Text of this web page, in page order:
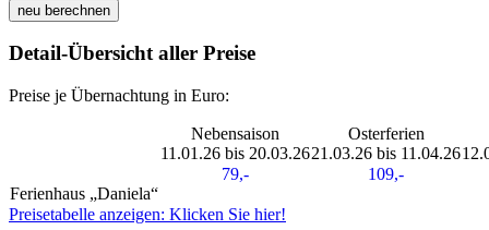
neu berechnen
Detail-Übersicht aller Preise
Preise je Übernachtung in Euro:
Ferienhaus „Daniela“
Nebensaison
11.01.26 bis 20.03.26
Osterferien
21.03.26 bis 11.04.26
79,-
109,-
Preisetabelle anzeigen: Klicken Sie hier!